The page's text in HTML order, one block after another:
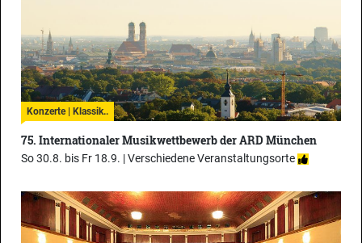
Konzerte | Klassik..
75. Internationaler Musikwettbewerb der ARD München
So 30.8. bis Fr 18.9. |Verschiedene Veranstaltungsorte